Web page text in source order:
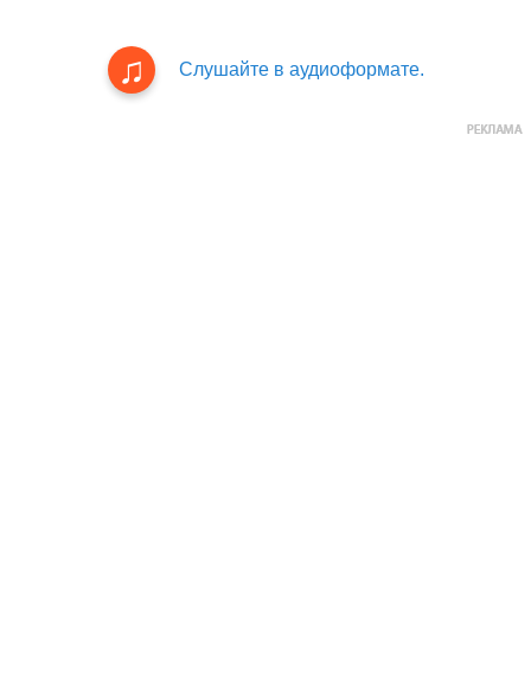
Слушайте в аудиоформате.